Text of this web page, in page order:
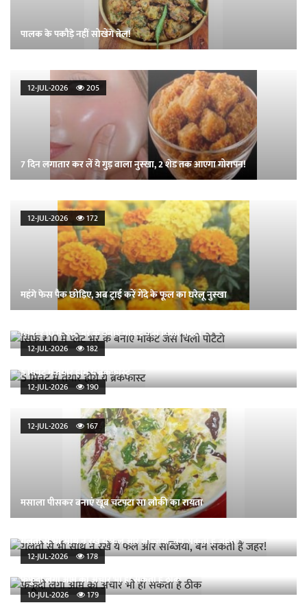
पालक के पकौड़े नहीं सोखेंगे तेल!
12-JUL-2026 205
7 दिन लगातार कर लें ये गुड़ वाला नुस्खा, 2 शेड तक आएगा गोरापन!
12-JUL-2026 172
महंगे फेस पैक छोड़िए, अब ट्राई करें गेंदे के फूल का घरेलू नुस्खा
12-JUL-2026 182
सिर्फ ₹10 में प्लेट भर के बनाएं मार्केट जैसे चिली पोटैटो
12-JUL-2026 190
5 मिनट में तैयार होंगे ये ब्रेकफास्ट
12-JUL-2026 167
मसाला पीसकर बनाएं खूब चटपटा सा लौकी का रायता
12-JUL-2026 178
गलती से भी साथ न रखें ये फल और सब्जियां, बन सकती हैं जहर!
10-JUL-2026 179
फफूंदी लगा आम का अचार भी हो सकता है ठीक